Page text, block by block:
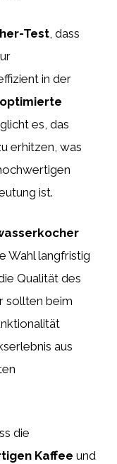
Test , dass
in der
optimierte
es, das
erhitzen, was
ist.
Wahl langfristig
Qualität des
sollten beim
aus
die
Kaffee und